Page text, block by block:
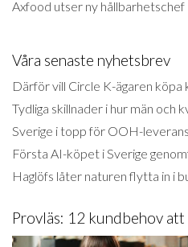
Axfood utser ny hållbarhetschef
Våra senaste nyhetsbrev
Därför vill Circle K-ägaren köpa
Tydliga skillnader i hur män och
Sverige i topp för OOH-
Första AI-köpet i Sverige
Haglöfs låter naturen flytta in i
Provläs: 12 kundbehov